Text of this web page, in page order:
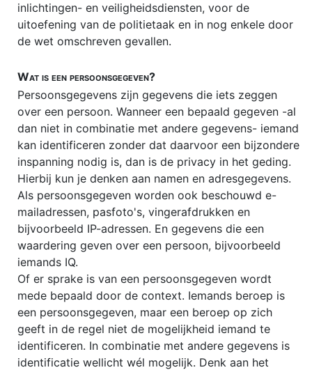
Paardenrecht / hippisch recht
PRIVACY
Pro Deo advocaat
Rechtsbijstand
Schenkbelasting (schenkingsrecht)
Schuldsanering natuurlijke personen
SocialMediaRecht
Stalking
Stamrecht-BV
Stichtingsrecht
Verenigingsrecht
inlichtingen- en veiligheidsdiensten, voor de
uitoefening van de politietaak en in nog enkele door
de wet omschreven gevallen.
Wat is een persoonsgegeven?
Persoonsgegevens zijn gegevens die iets zeggen
over een persoon. Wanneer een bepaald gegeven -al
dan niet in combinatie met andere gegevens- iemand
kan identificeren zonder dat daarvoor een bijzondere
inspanning nodig is, dan is de privacy in het geding.
Hierbij kun je denken aan namen en adresgegevens.
Als persoonsgegeven worden ook beschouwd e-
mailadressen, pasfoto's, vingerafdrukken en
bijvoorbeeld IP-adressen. En gegevens die een
waardering geven over een persoon, bijvoorbeeld
iemands IQ.
Of er sprake is van een persoonsgegeven wordt
mede bepaald door de context. Iemands beroep is
een persoonsgegeven, maar een beroep op zich
geeft in de regel niet de mogelijkheid iemand te
identificeren. In combinatie met andere gegevens is
identificatie wellicht wél mogelijk. Denk aan het